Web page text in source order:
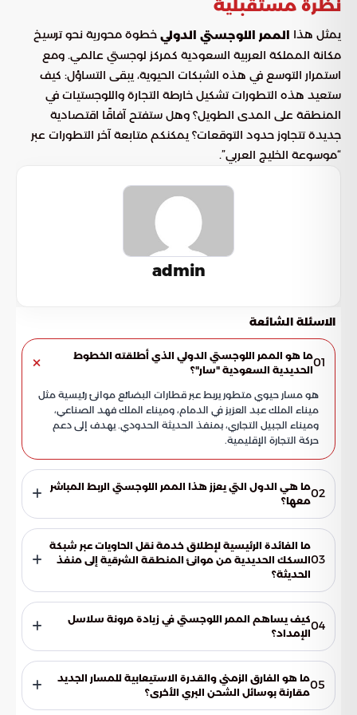
نظرة مستقبلية
يمثل هذا الممر اللوجستي الدولي خطوة محورية نحو ترسيخ
مكانة المملكة العربية السعودية كمركز لوجستي عالمي. ومع
استمرار التوسع في هذه الشبكات الحيوية، يبقى التساؤل: كيف
ستعيد هذه التطورات تشكيل خارطة التجارة واللوجستيات في
المنطقة على المدى الطويل؟ وهل ستفتح آفاقًا اقتصادية
جديدة تتجاوز حدود التوقعات؟ يمكنكم متابعة آخر التطورات عبر
“موسوعة الخليج العربي”.
admin
الاسئلة الشائعة
01ما هو الممر اللوجستي الدولي الذي أطلقته الخطوط
الحديدية السعودية "سار"؟
هو مسار حيوي متطور يربط عبر قطارات البضائع موانئ رئيسية مثل
ميناء الملك عبد العزيز في الدمام، وميناء الملك فهد الصناعي،
وميناء الجبيل التجاري، بمنفذ الحديثة الحدودي. يهدف إلى دعم
حركة التجارة الإقليمية.
02ما هي الدول التي يعزز هذا الممر اللوجستي الربط المباشر
معها؟
المملكة، موفراً مساراً برياً عالي الكفاءة يخدم الأنشطة التجارية
وحركة الصادرات وإعادة التصدير.03
ما الفائدة الرئيسية لإطلاق خدمة نقل الحاويات عبر شبكة
السكك الحديدية من موانئ المنطقة الشرقية إلى منفذ
الحديثة؟
التصدير نحو الأردن والدول الواقعة شمال المملكة. كما توفر
منظومة نقل تتميز بفاعلية وموثوقية عالية للشركاء التجاريين.04كيف يساهم الممر اللوجستي في زيادة مرونة سلاسل
الإمداد؟
المنطقة الشرقية ومنفذ الحديثة والأردن ودول شمال المملكة في
كلا الاتجاهين. هذا يعزز تبادل البضائع ويساند تماسك سلاسل05ما هو الفارق الزمني والقدرة الاستيعابية للمسار الجديد
مقارنة بوسائل الشحن البري الأخرى؟